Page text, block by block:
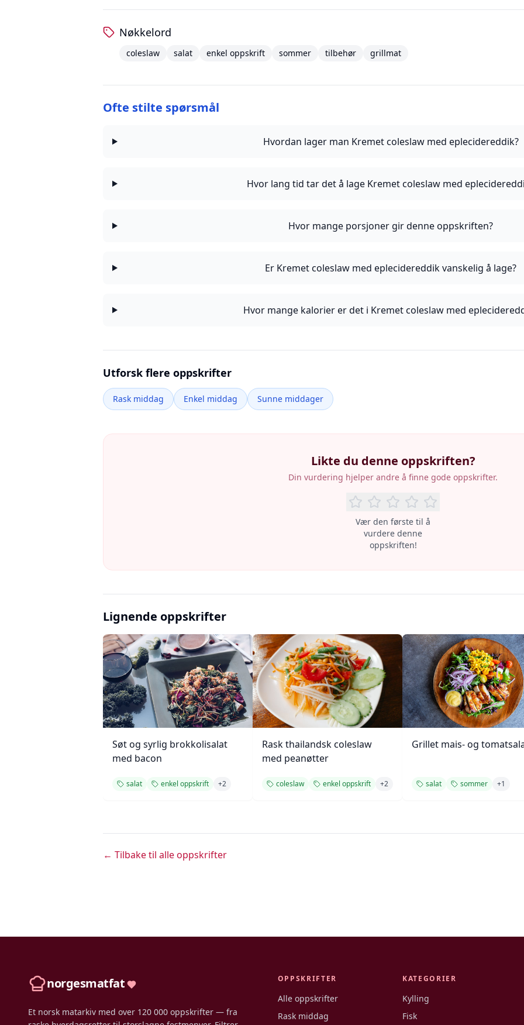
Nøkkelord
coleslaw salat enkel oppskrift sommer tilbehør grillmat
Ofte stilte spørsmål
Hvordan lager man Kremet coleslaw med eplecidereddik?
Hvor lang tid tar det å lage Kremet coleslaw med
Hvor mange porsjoner gir denne oppskriften?
Er Kremet coleslaw med eplecidereddik vanskelig å lage?
Hvor mange kalorier er det i Kremet coleslaw med
Utforsk flere oppskrifter
Rask middag Enkel middag Sunne middager
Likte du denne oppskriften?
Din vurdering hjelper andre å finne gode oppskrifter.
Vær den første til å
vurdere denne
oppskriften!
Lignende oppskrifter
Søt og syrlig brokkolisalat
med bacon
salat enkel oppskrift +2
Rask thailandsk coleslaw
med peanøtter
coleslaw enkel oppskrift +2
Grillet mais- og
salat sommer +1
← Tilbake til alle oppskrifter
norgesmatfat
Et norsk matarkiv med over 120 000 oppskrifter — fra
OPPSKRIFTER
Alle oppskrifter
Rask middag
KATEGORIER
Kylling
Fisk